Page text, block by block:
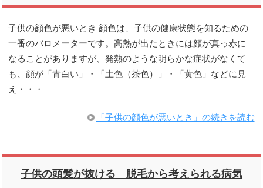
子供の顔色が悪いとき 顔色は、子供の健康状態を知るための
一番のバロメーターです。高熱が出たときには顔が真っ赤に
なることがありますが、発熱のような明らかな症状がなくて
も、顔が「青白い」・「土色（茶色）」・「黄色」などに見
え・・・
「子供の顔色が悪いとき」の続きを読む
子供の頭髪が抜ける 脱毛から考えられる病気